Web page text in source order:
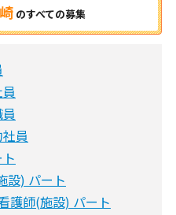
のすべての募集
員
設) パート
護師(施設) パート